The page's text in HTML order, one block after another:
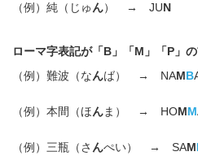
（例）純（じゅ ん） → JUN
ローマ字表記が「B」「M」「P」
（例）難波（なんば） → NAMB
（例）本間（ほんま） → HOMM
（例）三瓶（さ んぺい） → SAM